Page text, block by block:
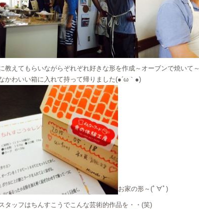
教えてもらいながらぞれぞれ好きな形を作成～オーブンで焼いて～
かわいい箱に入れて持って帰りました(●´ω｀●)
お家の形～(ﾟ∀ﾟ)
タッフはちんすこうでこんな芸術的作品を・・(笑)